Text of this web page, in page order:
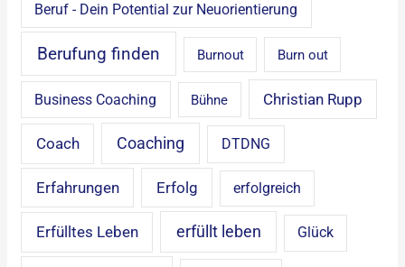
Beruf - Dein Potential zur Neuorientierung
Berufung finden Burnout Burn out
Business Coaching Bühne Christian Rupp
Coach Coaching DTDNG
Erfahrungen Erfolg erfolgreich
Erfülltes Leben erfüllt leben Glück